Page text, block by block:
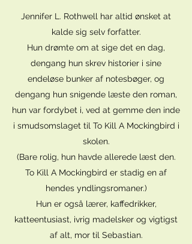
Jennifer L. Rothwell har altid ønsket at
kalde sig selv forfatter.
Hun drømte om at sige det en dag,
dengang hun skrev historier i sine
endeløse bunker af notesbøger, og
dengang hun snigende læste den roman,
hun var fordybet i, ved at gemme den inde
i smudsomslaget til To Kill A Mockingbird i
skolen.
(Bare rolig, hun havde allerede læst den.
To Kill A Mockingbird er stadig en af
hendes yndlingsromaner.)
Hun er også lærer, kaffedrikker,
katteentusiast, ivrig madelsker og vigtigst
af alt, mor til Sebastian.